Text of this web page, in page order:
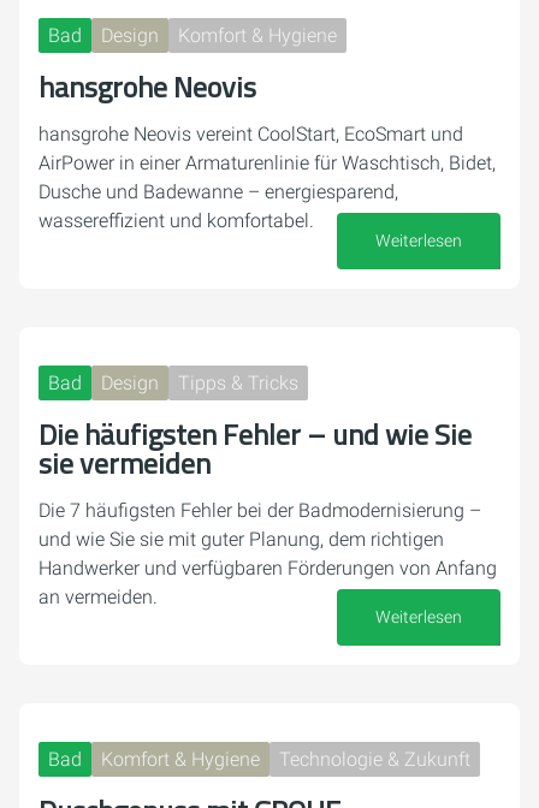
Bad Design Komfort & Hygiene
hansgrohe Neovis
hansgrohe Neovis vereint CoolStart, EcoSmart und
AirPower in einer Armaturenlinie für Waschtisch, Bidet,
Dusche und Badewanne – energiesparend,
wassereffizient und komfortabel.
Weiterlesen
Bad Design Tipps & Tricks
Die häufigsten Fehler – und wie Sie
sie vermeiden
Die 7 häufigsten Fehler bei der Badmodernisierung –
und wie Sie sie mit guter Planung, dem richtigen
Handwerker und verfügbaren Förderungen von Anfang
an vermeiden.
Weiterlesen
Bad Komfort & Hygiene Technologie & Zukunft